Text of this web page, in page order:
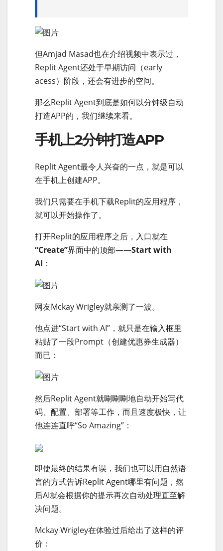
但Amjad Masad也在介绍视频中表示过，
Replit Agent还处于早期访问（early
acess）阶段，还会有进步的空间。
那么Replit Agent到底是如何以分钟级自动
打造APP的，我们继续来看。
手机上2分钟打造APP
Replit Agent最令人兴奋的一点，就是可以
在手机上创建APP。
我们只需要在手机下载Replit的应用程序，
就可以开始操作了。
打开Replit的应用程序之后，入口就在
“Create”界面中的顶部——Start with
AI ：
网友Mckay Wrigley就亲测了一波。
他点进“Start with AI”，就只是在输入框里
粘贴了一段Prompt（创建优惠券生成器）
而已：
然后Replit Agent就唰唰唰地自动开始写代
码、配置、部署等工作，而且速度极快，让
他连连直呼“So Amazing”：
即使最终的结果有误，我们也可以用自然语
言的方式告诉Replit Agent哪里有问题，然
后AI就会根据你的提示再次自动处理直至解
决问题。
Mckay Wrigley在体验过后给出了这样的评
价：